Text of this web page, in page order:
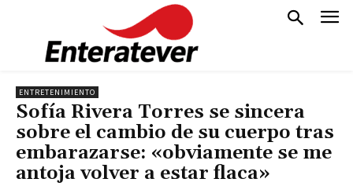
ENTRETENIMIENTO
Sofía Rivera Torres se sincera
sobre el cambio de su cuerpo tras
embarazarse: «obviamente se me
antoja volver a estar flaca»